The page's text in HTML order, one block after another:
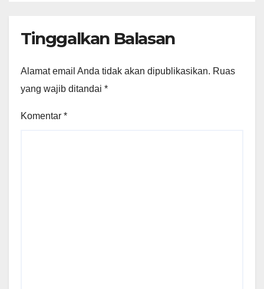
Tinggalkan Balasan
Alamat email Anda tidak akan dipublikasikan. Ruas
yang wajib ditandai *
Komentar *